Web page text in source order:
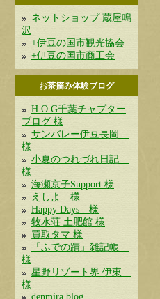
ネットショップ 蔵屋鳴
沢
+伊豆の国市観光協会
+伊豆の国市商工会
お茶摘み体験ブログ
H.O.G千葉チャプター
ブログ 様
サンバレー伊豆長岡
様
小夏のつれづれ日記
様
海瀬京子Support 様
えしよ 様
Happy Days 様
牧水荘 土肥館 様
買取タマ 様
「ふでの蹟」雑記帳
様
星野リゾート界 伊東
様
denmira blog